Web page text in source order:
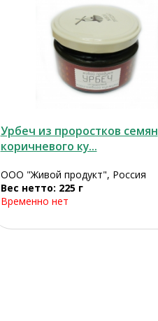
Урбеч из проростков семян
коричневого ку...
ООО "Живой продукт", Россия
Вес нетто: 225 г
Временно нет